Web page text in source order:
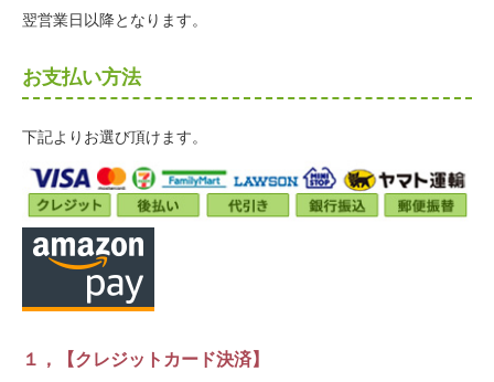
翌営業日以降となります。
お支払い方法
下記よりお選び頂けます。
１，【クレジットカード決済】